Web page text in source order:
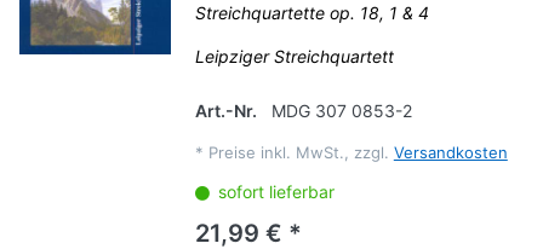
Streichquartette op. 18, 1 & 4
Leipziger Streichquartett
Art.-Nr. MDG 307 0853-2
* Preise inkl. MwSt., zzgl. Versandkosten
sofort lieferbar
21,99 € *